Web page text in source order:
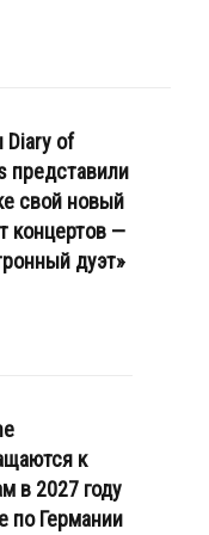
of
представили
свой новый
концертов —
дуэт»
к
в 2027 году
по Германии